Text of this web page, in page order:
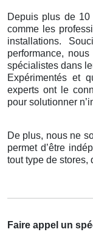
Depuis plus de
comme les
installations.
performance,
spécialistes dans
Expérimentés et
experts ont le
pour solutionner
De plus, nous ne
permet d’être
tout type de stores,
Faire appel un